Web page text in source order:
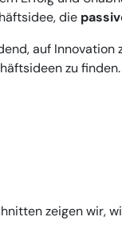
die
auf
zu
zeigen wir,